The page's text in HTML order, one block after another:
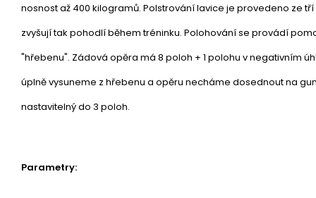
nosnost až 400 kilogramů. Polstrování lavice je provedeno ze
zvyšují tak pohodlí během tréninku. Polohování se provádí
"hřebenu". Zádová opěra má 8 poloh + 1 polohu v negativním
úplně vysuneme z hřebenu a opěru necháme dosednout na
nastavitelný do 3 poloh.
Parametry: